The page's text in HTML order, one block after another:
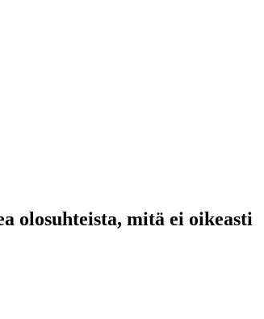
olosuhteista, mitä ei oikeasti